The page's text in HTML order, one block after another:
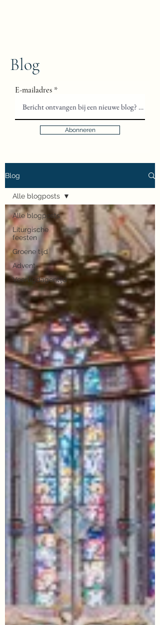
Blog
E-mailadres
Abonneren
Blog
Alle blogposts
Liturgische
feesten
Groene tijd
Advent
Veertigdagentijd
Alle blogposts